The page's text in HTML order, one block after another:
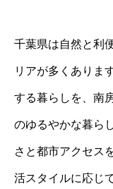
千葉県は自然と利
リアが多くありま
する暮らしを、南
のゆるやかな暮ら
さと都市アクセス
活スタイルに応じ